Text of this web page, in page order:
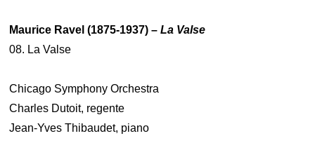
Maurice Ravel (1875-1937) – La Valse
08. La Valse
Chicago Symphony Orchestra
Charles Dutoit, regente
Jean-Yves Thibaudet, piano